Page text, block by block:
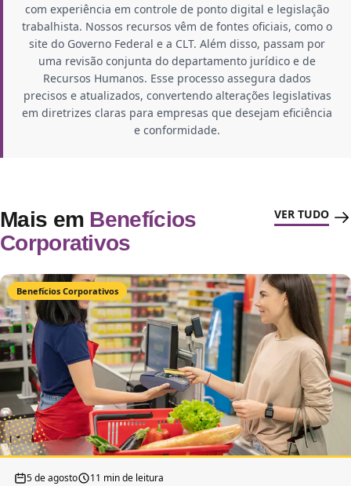
com experiência em controle de ponto digital e legislação
trabalhista. Nossos recursos vêm de fontes oficiais, como o
site do Governo Federal e a CLT. Além disso, passam por
uma revisão conjunta do departamento jurídico e de
Recursos Humanos. Esse processo assegura dados
precisos e atualizados, convertendo alterações legislativas
em diretrizes claras para empresas que desejam eficiência
e conformidade.
Mais em Benefícios
Corporativos
VER TUDO
Benefícios Corporativos
5 de agosto 11 min de leitura